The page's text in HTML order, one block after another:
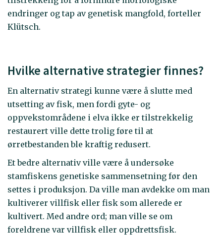
endringer og tap av genetisk mangfold, forteller
Klütsch.
Hvilke alternative strategier finnes?
En alternativ strategi kunne være å slutte med
utsetting av fisk, men fordi gyte- og
oppvekstområdene i elva ikke er tilstrekkelig
restaurert ville dette trolig føre til at
ørretbestanden ble kraftig redusert.
Et bedre alternativ ville være å undersøke
stamfiskens genetiske sammensetning før den
settes i produksjon. Da ville man avdekke om man
kultiverer villfisk eller fisk som allerede er
kultivert. Med andre ord; man ville se om
foreldrene var villfisk eller oppdrettsfisk.